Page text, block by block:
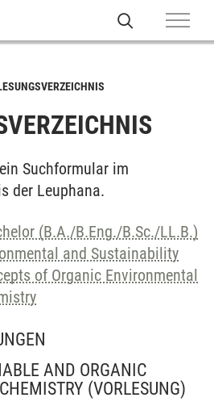
Suchformular im
der Leuphana.
(B.A./B.Eng./B.Sc./LL.B.)
and Sustainability
of Organic Environmental
AND ORGANIC
(VORLESUNG)